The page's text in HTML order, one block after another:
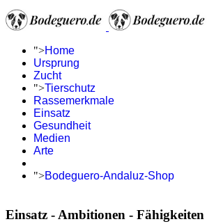
">Home
Ursprung
Zucht
">Tierschutz
Rassemerkmale
Einsatz
Gesundheit
Medien
Arte
">Bodeguero-Andaluz-Shop
Einsatz - Ambitionen - Fähigkeiten